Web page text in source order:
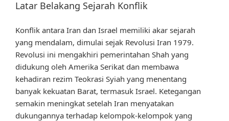
Latar Belakang Sejarah Konflik
Konflik antara Iran dan Israel memiliki akar sejarah
yang mendalam, dimulai sejak Revolusi Iran 1979.
Revolusi ini mengakhiri pemerintahan Shah yang
didukung oleh Amerika Serikat dan membawa
kehadiran rezim Teokrasi Syiah yang menentang
banyak kekuatan Barat, termasuk Israel. Ketegangan
semakin meningkat setelah Iran menyatakan
dukungannya terhadap kelompok-kelompok yang